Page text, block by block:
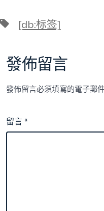
標 [db:标签]
發佈留言
發佈留言必須填寫的電子郵
留言*